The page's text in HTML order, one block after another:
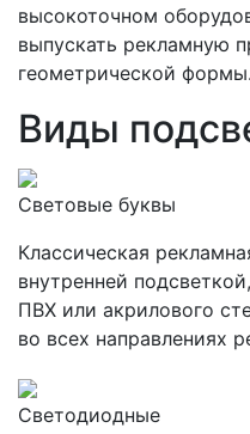
высокоточном
выпускать рекламную
геометрической формы.
Виды
Световые буквы
Классическая
внутренней
ПВХ или акрилового
во всех направлениях
Светодиодные